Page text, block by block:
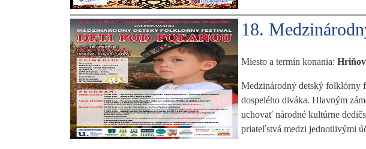
18.
Miesto a termín konania:
Medzinárodný detský folklórny
dospelého diváka. Hlavným
uchovať národné kultúrne
priateľstvá medzi jednotlivými